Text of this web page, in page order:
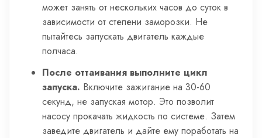
может занять от нескольких часов до суток в
зависимости от степени заморозки. Не
пытайтесь запускать двигатель каждые
полчаса.
После оттаивания выполните цикл
запуска. Включите зажигание на 30-60
секунд, не запуская мотор. Это позволит
насосу прокачать жидкость по системе. Затем
заведите двигатель и дайте ему поработать на